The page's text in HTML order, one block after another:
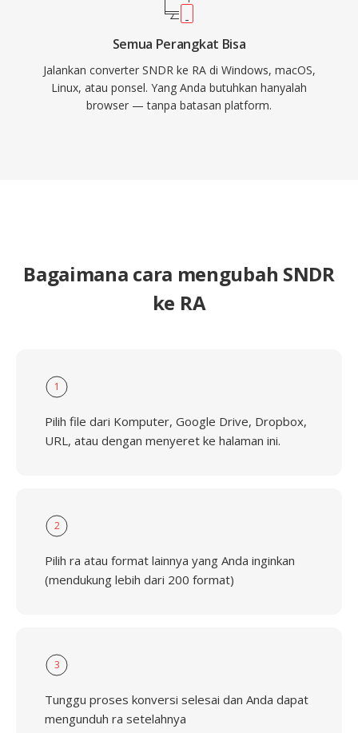
Semua Perangkat Bisa
Jalankan converter SNDR ke RA di Windows, macOS,
Linux, atau ponsel. Yang Anda butuhkan hanyalah
browser — tanpa batasan platform.
Bagaimana cara mengubah SNDR
ke RA
1
Pilih file dari Komputer, Google Drive, Dropbox,
URL, atau dengan menyeret ke halaman ini.
2
Pilih ra atau format lainnya yang Anda inginkan
(mendukung lebih dari 200 format)
3
Tunggu proses konversi selesai dan Anda dapat
mengunduh ra setelahnya